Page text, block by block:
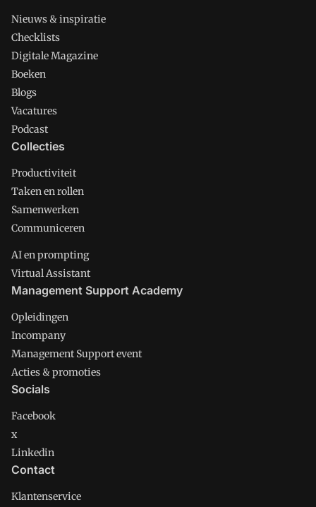
Nieuws & inspiratie
Checklists
Digitale Magazine
Boeken
Blogs
Vacatures
Podcast
Collecties
Productiviteit
Taken en rollen
Samenwerken
Communiceren
AI en prompting
Virtual Assistant
Management Support Academy
Opleidingen
Incompany
Management Support event
Acties & promoties
Socials
Facebook
x
Linkedin
Contact
Klantenservice